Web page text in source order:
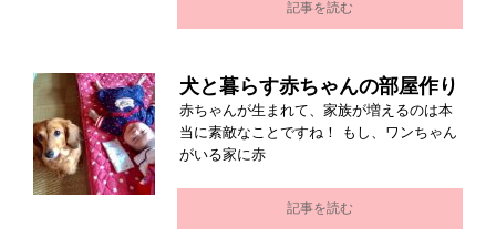
記事を読む
犬と暮らす赤ちゃんの部屋作り
赤ちゃんが生まれて、家族が増えるのは本
当に素敵なことですね！ もし、ワンちゃん
がいる家に赤
記事を読む